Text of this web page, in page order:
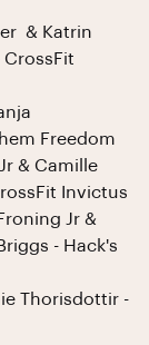
& Katrin
Freedom
& Camille
Invictus
Jr &
- Hack's
Thorisdottir -